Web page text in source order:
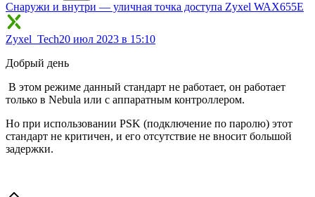
Снаружи и внутри — уличная точка доступа Zyxel WAX655E
Zyxel_Tech20 июл 2023 в 15:10
Добрый день
В этом режиме данный стандарт не работает, он работает
только в Nebula или с аппаратным контроллером.
Но при использовании PSK (подключение по паролю) этот
стандарт не критичен, и его отсутствие не вносит большой
задержки.